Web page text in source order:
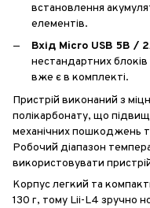
встановлення
елементів.
Вхід Micro USB 5В /
нестандартних
вже є в комплекті.
Пристрій виконаний з
полікарбонату, що
механічних пошкоджень
Робочий діапазон
використовувати
Корпус легкий та
130 г, тому Lii-L4 зручно